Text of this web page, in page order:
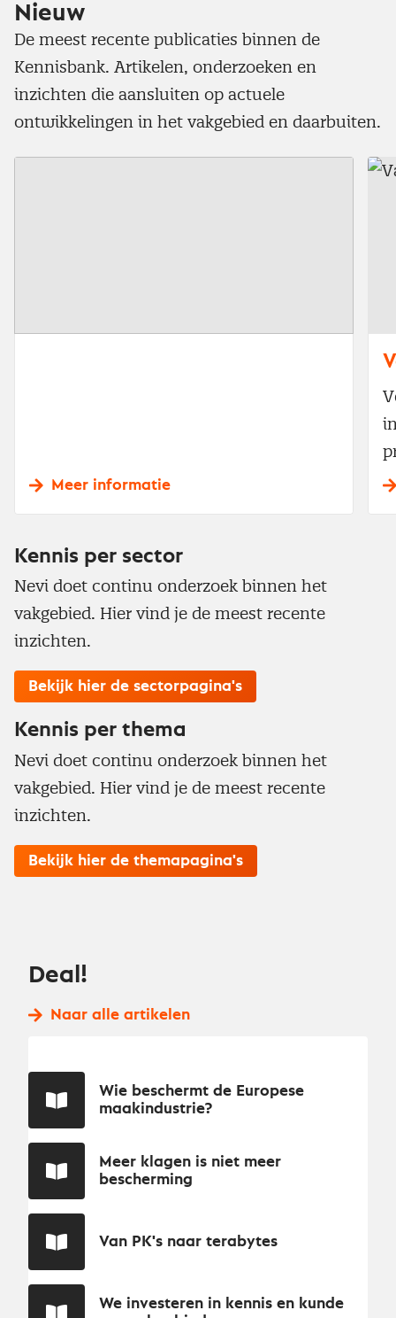
Nieuw
De meest recente publicaties binnen de
Kennisbank. Artikelen, onderzoeken en
inzichten die aansluiten op actuele
ontwikkelingen in het vakgebied en daarbuiten.
Meer informatie
Kennis per sector
Nevi doet continu onderzoek binnen het
vakgebied. Hier vind je de meest recente
inzichten.
Bekijk hier de sectorpagina's
Kennis per thema
Nevi doet continu onderzoek binnen het
vakgebied. Hier vind je de meest recente
inzichten.
Bekijk hier de themapagina's
Deal!
Naar alle artikelen
Wie beschermt de Europese
maakindustrie?
Meer klagen is niet meer
bescherming
Van PK's naar terabytes
We investeren in kennis en kunde